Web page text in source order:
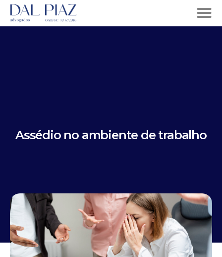
Assédio no ambiente de trabalho